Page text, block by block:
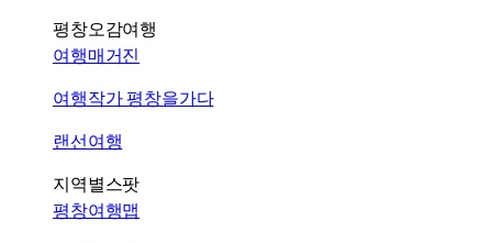
평창오감여행
여행매거진
여행작가 평창을가다
랜선여행
지역별스팟
평창여행맵